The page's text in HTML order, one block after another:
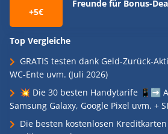
+5€
Freunde für Bonus-
Top Vergleiche
GRATIS testen dank Geld-Zurück-
WC-Ente uvm. (Juli 2026)
💥 Die 30 besten Handytarife 📱➡️
Samsung Galaxy, Google Pixel uvm. +
Die besten kostenlosen